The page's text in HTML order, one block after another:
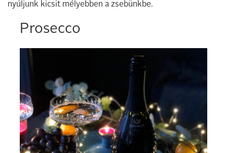
nyúljunk kicsit mélyebben a zsebünkbe.
Prosecco